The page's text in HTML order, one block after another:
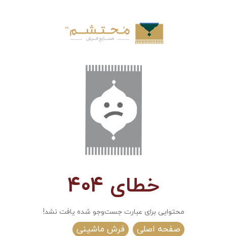
خطای 404
محتوایی برای عبارت جست‌و‌جو شده یافت نشد!
صفحه اصلی فرش ماشینی